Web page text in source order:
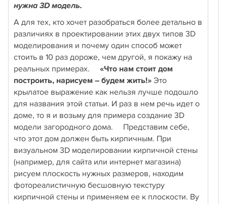
нужна 3D модель.
А для тех, кто хочет разобраться более детально в
различиях в проектировании этих двух типов 3D
моделирования и почему один способ может
стоить в 10 раз дороже, чем другой, я покажу на
реальных примерах.
«Что нам стоит дом
построить, нарисуем – будем жить!» Это
крылатое выражение как нельзя лучше подошло
для названия этой статьи. И раз в нем речь идет о
доме, то я и возьму для примера создание 3D
модели загородного дома. Представим себе,
что этот дом должен быть кирпичным. При
визуальном 3D моделировании кирпичной стены
(например, для сайта или интернет магазина)
рисуем плоскость нужных размеров, находим
фотореалистичную бесшовную текстуру
кирпичной стены и применяем ее к плоскости. Ву